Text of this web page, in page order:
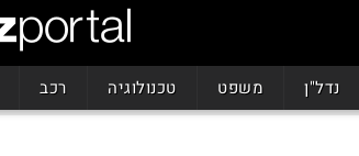
נדל"ן משפט טכנולוגיה רכב